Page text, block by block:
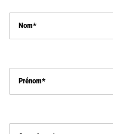
Nom
Prénom